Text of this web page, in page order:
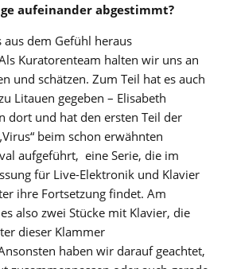
aufeinander abgestimmt?
aus dem Gefühl heraus
Kuratorenteam halten wir uns an
und schätzen. Zum Teil hat es auch
Litauen gegeben – Elisabeth
dort und hat den ersten Teil der
beim schon erwähnten
aufgeführt, eine Serie, die im
für Live-Elektronik und Klavier
ihre Fortsetzung findet. Am
also zwei Stücke mit Klavier, die
dieser Klammer
haben wir darauf geachtet,